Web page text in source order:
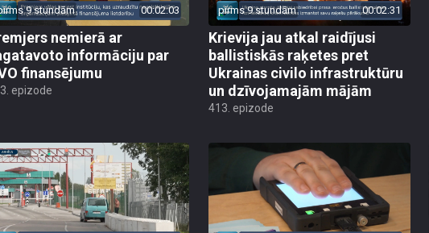
9 stundām 00:02:03
nemierā ar
informāciju par
finansējumu
epizode
pirms 9 stundām 00:02:31
Krievija jau atkal raidījusi
ballistiskās raķetes pret
Ukrainas civilo infrastruktūru
un dzīvojamajām mājām
413. epizode